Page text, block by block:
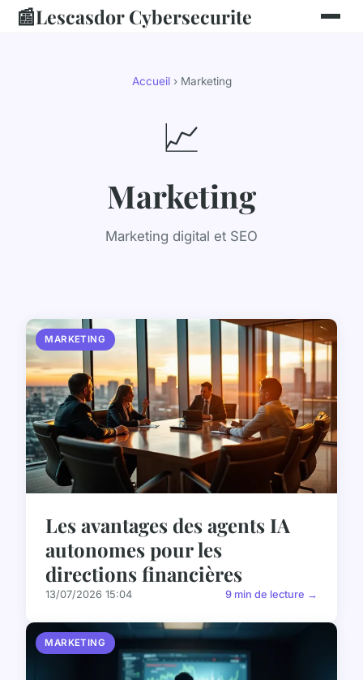
📰Lescasdor Cybersecurite
Accueil› Marketing
📈
Marketing
Marketing digital et SEO
MARKETING
Les avantages des agents IA
autonomes pour les
directions financières
13/07/2026 15:04 9 min de lecture →
MARKETING